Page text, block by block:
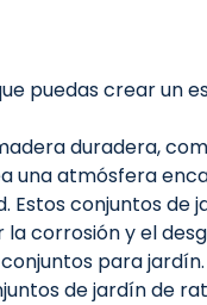
puedas crear un
duradera,
una atmósfera
conjuntos de
corrosión y el
para
de jardín de